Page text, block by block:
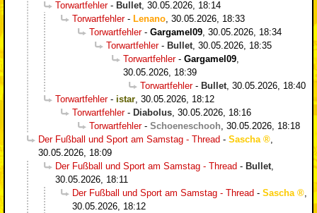
Torwartfehler- Bullet 30.05.2026, 18:14
Torwartfehler- Lenano 30.05.2026, 18:33
Torwartfehler- Gargamel09 30.05.2026, 18:34
Torwartfehler- Bullet 30.05.2026, 18:35
Torwartfehler- Gargamel09
30.05.2026, 18:39
Torwartfehler- Bullet 30.05.2026, 18:40
Torwartfehler- istar 30.05.2026, 18:12
Torwartfehler- Diabolus 30.05.2026, 18:16
Torwartfehler- Schoeneschooh 30.05.2026, 18:18
Der Fußball und Sport am Samstag - Thread - Sascha
30.05.2026, 18:09
Der Fußball und Sport am Samstag - Thread - Bullet
30.05.2026, 18:11
Der Fußball und Sport am Samstag - Thread - Sascha
30.05.2026, 18:12